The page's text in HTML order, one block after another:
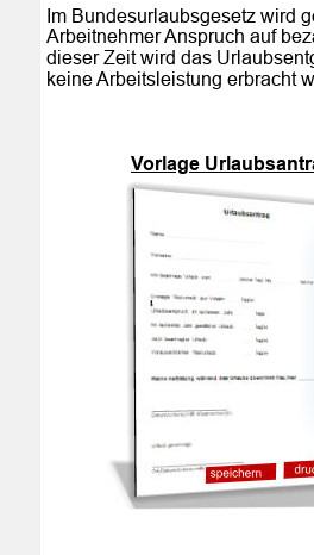
Im Bundesurlaubsgesetz wird
Arbeitnehmer Anspruch auf
dieser Zeit wird das
keine Arbeitsleistung erbracht
Vorlage